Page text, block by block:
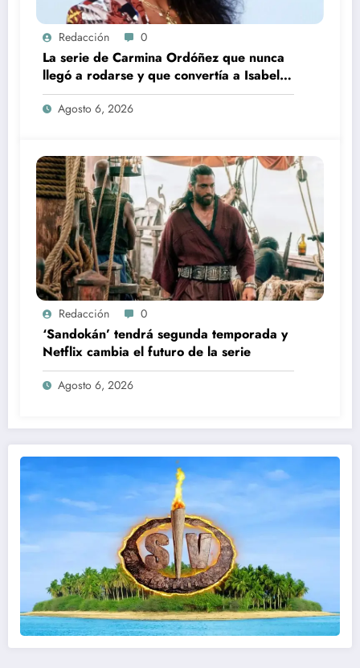
Redacción 0
La serie de Carmina Ordóñez que nunca
llegó a rodarse y que convertía a Isabel
Pantoja en la gran antagonista
Agosto 6, 2026
Redacción 0
‘Sandokán’ tendrá segunda temporada y
Netflix cambia el futuro de la serie
Agosto 6, 2026